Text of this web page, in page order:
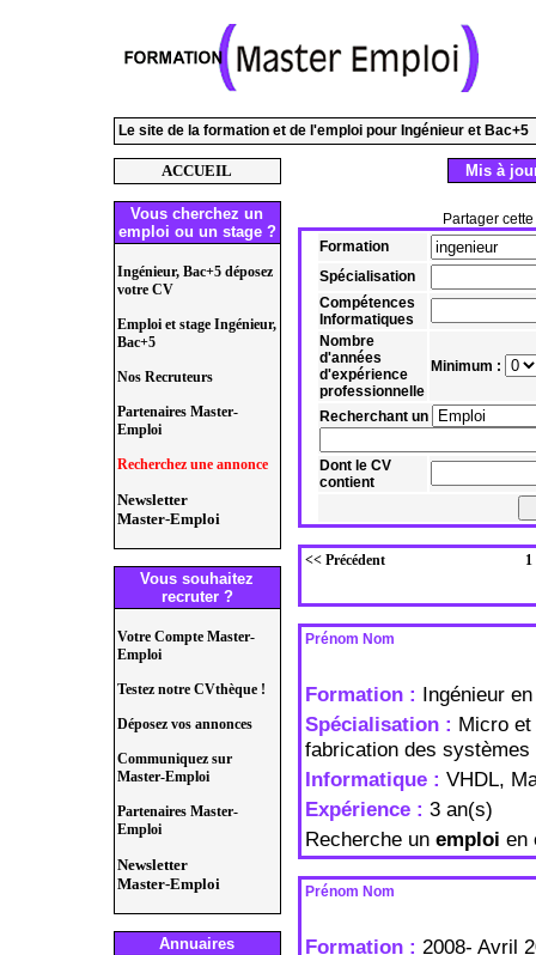
Le site de la formation et de l'emploi pour Ingénieur et Bac+5
ACCUEIL
Vous cherchez un
emploi ou un stage ?
Ingénieur, Bac+5 déposez
votre CV
Emploi et stage Ingénieur,
Bac+5
Nos Recruteurs
Partenaires Master-
Emploi
Recherchez une annonce
Newsletter
Master-Emploi
Vous souhaitez
recruter ?
Votre Compte Master-
Emploi
Testez notre CVthèque !
Déposez vos annonces
Communiquez sur
Master-Emploi
Partenaires Master-
Emploi
Newsletter
Master-Emploi
Annuaires
Mis à
Partager
Formation
Spécialisation
Compétences
Informatiques
Nombre
d'années
d'expérience
professionnelle
Minimum :
Recherchant un
Dont le CV
contient
<< Précédent 1
Prénom Nom
Formation : Ingénieur
Spécialisation : Micro et
fabrication des systèmes
Informatique : VHDL,
Expérience : 3 an(s)
Recherche un emploi en
Prénom Nom
Formation : 2008- Avril